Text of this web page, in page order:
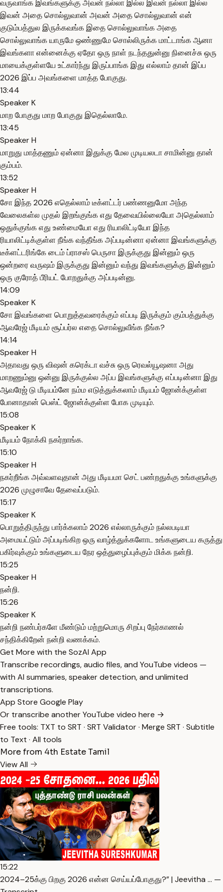
வருவாங்க இவங்களுக்கு அவன் நல்லா இல்ல இவன் நல்லா இல்ல
இவன் அதை சொல்லுவான் அவன் அதை சொல்லுவான் என்
குடும்பத்துல இருக்கவங்க இதை சொல்லுவாங்க அதை
சொல்லுவாங்க யாருமே ஒண்ணுமே சொல்லிருக்க மாட்டாங்க ஆனா
இவங்களா என்னைக்கு ஏதோ ஒரு நாள் நடந்ததுன்னு நினைச்சு ஒரு
மாயைக்குள்ளயே உட்கார்ந்து இருப்பாங்க இது எல்லாம் தான் இப்ப
2026 இப்ப அவங்களை மாத்த போகுது.
13:44
Speaker K
மாற போகுது மாற போகுது இதெல்லாமே.
13:45
Speaker H
மாறுது மாத்தணும் ஏன்னா இதுக்கு மேல முடியலடா சாமின்னு தான்
கும்பம்.
13:52
Speaker H
சோ இந்த 2026 எதெல்லாம் டீக்ளட்டர் பண்ணனுமோ அந்த
வேலைகள்ல முதல் இறங்குங்க எது தேவையில்லையோ அதெல்லாம்
ஒதுக்குங்க எது உண்மையோ எது ரியாலிட்டியோ இந்த
ரியாலிட்டிக்குள்ள நீங்க வந்தீங்க அப்படின்னா ஏன்னா இவங்களுக்கு
டீக்ளட்டரிங்கே டைம் ப்ராசஸ் பெருசா இருக்குது இன்னும் ஒரு
ஒன்றரை வருஷம் இருக்குது இன்னும் வந்து இவங்களுக்கு இன்னும்
ஒரு குரோத் பீரியட் போறதுக்கு அப்படின்னு.
14:09
Speaker K
சோ இவங்களை பொறுத்தவரைக்கும் எப்படி இருக்கும் கும்பத்துக்கு
ஆவரேஜ் மீடியம் சூப்பர்ல எதை சொல்லுவீங்க நீங்க?
14:14
Speaker H
அதாவது ஒரு விஷன் கரெக்டா வச்சு ஒரு ரெவல்யூஷனா அது
மாறணும்னு ஒன்னு இருக்குல்ல அப்ப இவங்களுக்கு எப்படின்னா இது
ஆவரேஜ் டு மீடியம்னே நம்ம எடுத்துக்கலாம் மீடியம் ஜோன்க்குள்ள
போனாதான் பெஸ்ட் ஜோன்க்குள்ள போக முடியும்.
15:08
Speaker K
மீடியம் நோக்கி நகர்றாங்க.
15:10
Speaker H
நகர்றீங்க அவ்வளவுதான் அது மீடியமா செட் பண்றதுக்கு உங்களுக்கு
2026 முழுசாவே தேவைப்படும்.
15:17
Speaker K
பொறுத்திருந்து பார்க்கலாம் 2026 எல்லாருக்கும் நல்லபடியா
அமையட்டும் அப்படிங்கிற ஒரு வாழ்த்துக்களோட உங்களுடைய கருத்து
பகிர்வுக்கும் உங்களுடைய நேர ஒத்துழைப்புக்கும் மிக்க நன்றி.
15:25
Speaker H
நன்றி.
15:26
Speaker K
நன்றி நண்பர்களே மீண்டும் மற்றுமொரு சிறப்பு நேர்காணல்
சந்திக்கிறேன் நன்றி வணக்கம்.
Get More with the SozAI App
Transcribe recordings, audio files, and YouTube videos —
with AI summaries, speaker detection, and unlimited
transcriptions.
App Store Google Play
Or transcribe another YouTube video here →
Free tools: TXT to SRT · SRT Validator· Merge SRT · Subtitle
to Text · All tools
More from 4th Estate Tamil
View All
15:22
2024–25க்கு பிறகு 2026 என்ன செய்யப்போகுது?” | Jeevitha … —